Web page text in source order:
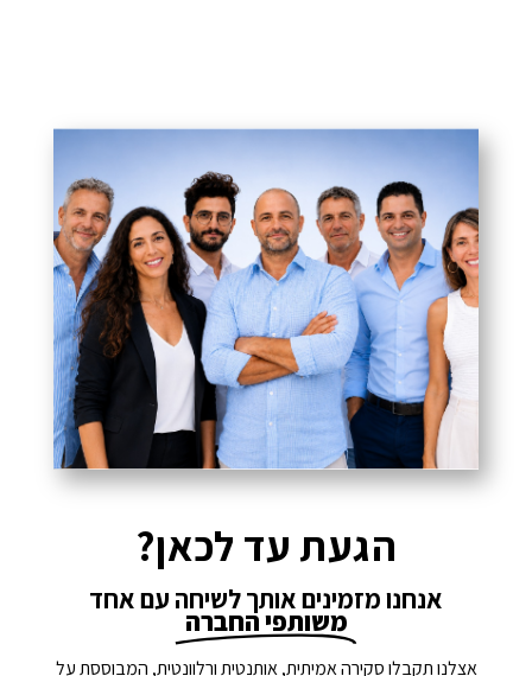
הגעת עד לכאן?
אנחנו מזמינים אותך לשיחה עם אחד
משותפי החברה
אצלנו תקבלו סקירה אמיתית, אותנטית ורלוונטית, המבוססת על